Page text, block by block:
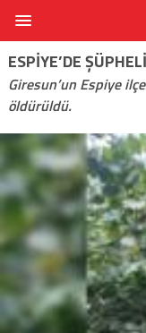
ESPIYE’DE
Giresun’un Espiye
öldürüldü.